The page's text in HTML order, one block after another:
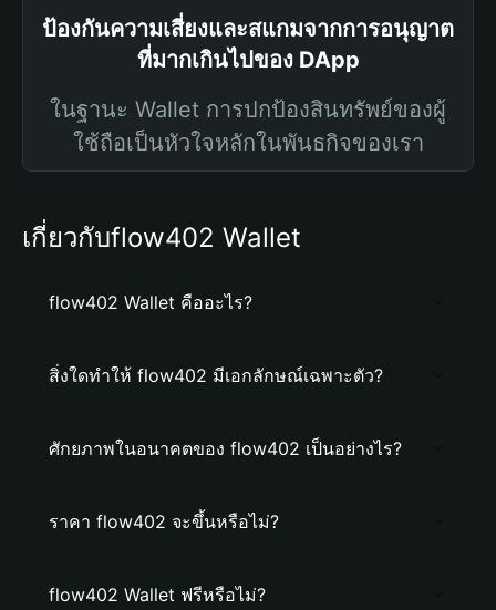
ป้องกันความเสี่ยงและสแกมจากการอนุญาต
ที่มากเกินไปของ DApp
ในฐานะ Wallet การปกป้องสินทรัพย์ของผู้
ใช้ถือเป็นหัวใจหลักในพันธกิจของเรา
เกี่ยวกับflow402 Wallet
flow402 Wallet คืออะไร?
สิ่งใดทำให้ flow402 มีเอกลักษณ์เฉพาะตัว?
ศักยภาพในอนาคตของ flow402 เป็นอย่างไร?
ราคา flow402 จะขึ้นหรือไม่?
flow402 Wallet ฟรีหรือไม่?